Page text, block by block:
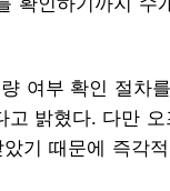
여부 확인 절차
밝혔다. 다만
기 때문에 즉각